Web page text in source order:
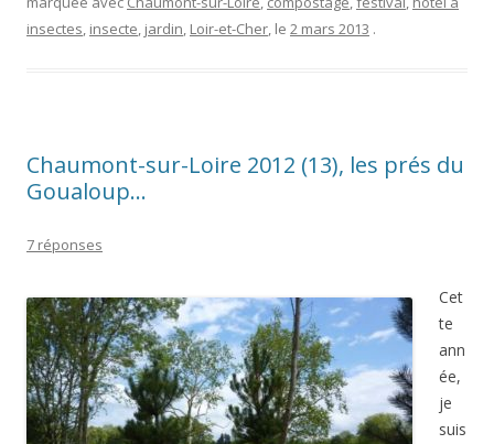
insectes, insecte, jardin, Loir-et-Cher, le 2 mars 2013 .
Chaumont-sur-Loire 2012 (13), les prés du
Goualoup…
7 réponses
Cet
te
ann
ée,
je
suis